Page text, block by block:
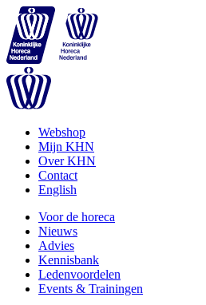
Webshop
Mijn KHN
Over KHN
Contact
English
Voor de horeca
Nieuws
Advies
Kennisbank
Ledenvoordelen
Events & Trainingen